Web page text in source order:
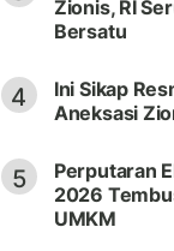
Zionis, RI
Bersatu
4
Ini Sikap
Aneksasi
5
Perputaran
2026
UMKM